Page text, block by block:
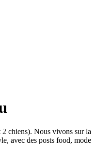
chiens). Nous vivons sur la
avec des posts food, mode